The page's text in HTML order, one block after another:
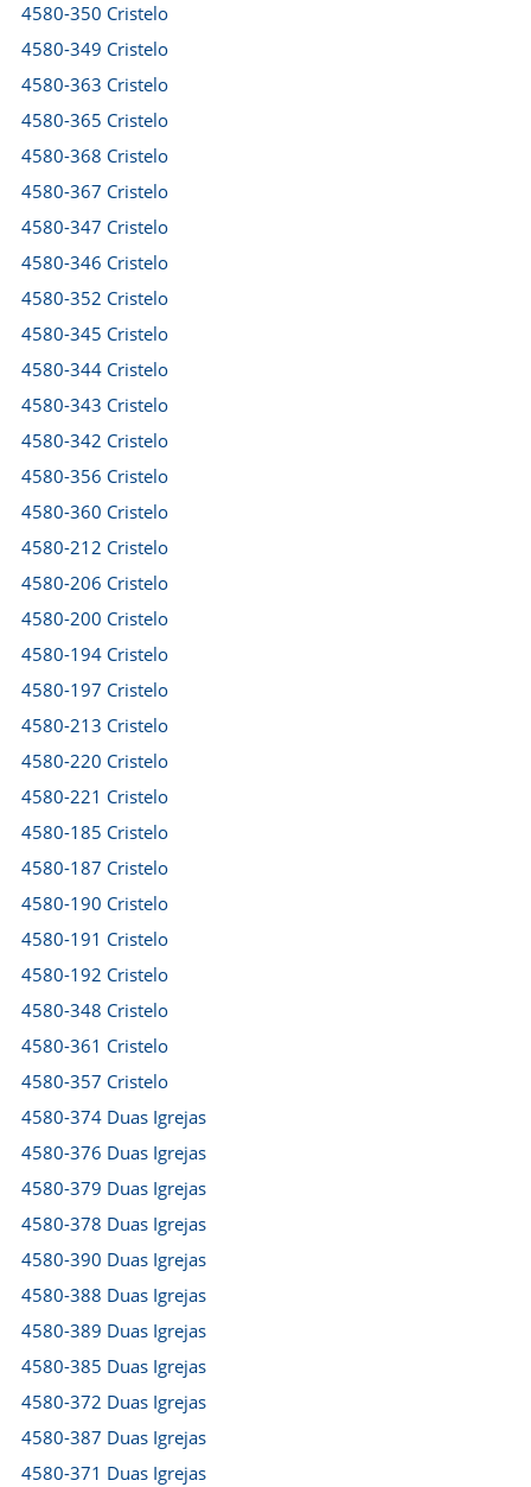
4580-350 Cristelo
4580-349 Cristelo
4580-363 Cristelo
4580-365 Cristelo
4580-368 Cristelo
4580-367 Cristelo
4580-347 Cristelo
4580-346 Cristelo
4580-352 Cristelo
4580-345 Cristelo
4580-344 Cristelo
4580-343 Cristelo
4580-342 Cristelo
4580-356 Cristelo
4580-360 Cristelo
4580-212 Cristelo
4580-206 Cristelo
4580-200 Cristelo
4580-194 Cristelo
4580-197 Cristelo
4580-213 Cristelo
4580-220 Cristelo
4580-221 Cristelo
4580-185 Cristelo
4580-187 Cristelo
4580-190 Cristelo
4580-191 Cristelo
4580-192 Cristelo
4580-348 Cristelo
4580-361 Cristelo
4580-357 Cristelo
4580-374 Duas Igrejas
4580-376 Duas Igrejas
4580-379 Duas Igrejas
4580-378 Duas Igrejas
4580-390 Duas Igrejas
4580-388 Duas Igrejas
4580-389 Duas Igrejas
4580-385 Duas Igrejas
4580-372 Duas Igrejas
4580-387 Duas Igrejas
4580-371 Duas Igrejas